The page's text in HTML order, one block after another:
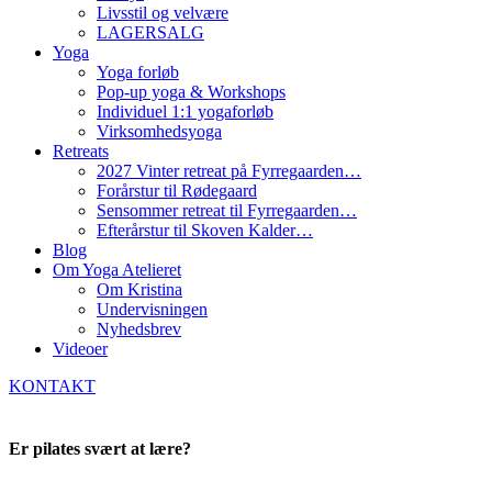
Livsstil og velvære
LAGERSALG
Yoga
Yoga forløb
Pop-up yoga & Workshops
Individuel 1:1 yogaforløb
Virksomhedsyoga
Retreats
2027 Vinter retreat på Fyrregaarden…
Forårstur til Rødegaard
Sensommer retreat til Fyrregaarden…
Efterårstur til Skoven Kalder…
Blog
Om Yoga Atelieret
Om Kristina
Undervisningen
Nyhedsbrev
Videoer
KONTAKT
Er pilates svært at lære?